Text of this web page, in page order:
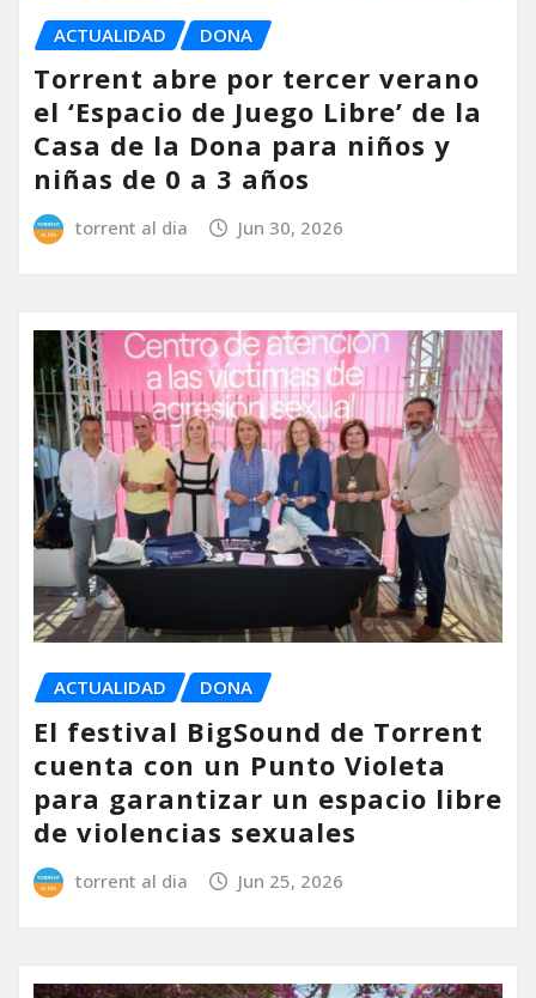
ACTUALIDAD DONA
Torrent abre por tercer verano
el ‘Espacio de Juego Libre’ de la
Casa de la Dona para niños y
niñas de 0 a 3 años
torrent al dia Jun 30, 2026
ACTUALIDAD DONA
El festival BigSound de Torrent
cuenta con un Punto Violeta
para garantizar un espacio libre
de violencias sexuales
torrent al dia Jun 25, 2026